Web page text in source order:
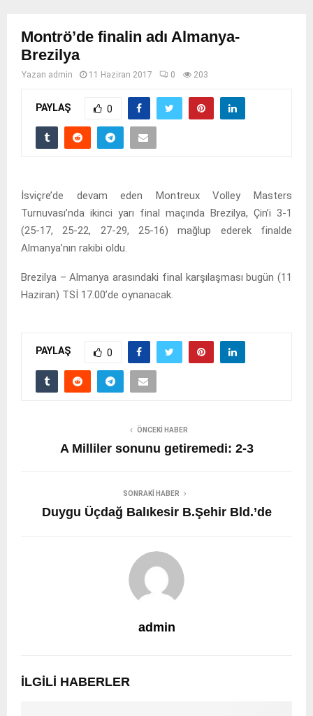
Montrö’de finalin adı Almanya-
Brezilya
Yazan admin 11 Haziran 2017 0 203
PAYLAŞ 0
İsviçre’de devam eden Montreux Volley Masters
Turnuvası’nda ikinci yarı final maçında Brezilya, Çin’i 3-1
(25-17, 25-22, 27-29, 25-16) mağlup ederek finalde
Almanya’nın rakibi oldu.
Brezilya – Almanya arasındaki final karşılaşması bugün (11
Haziran) TSİ 17.00’de oynanacak.
PAYLAŞ 0
ÖNCEKI HABER
A Milliler sonunu getiremedi: 2-3
SONRAKI HABER
Duygu Üçdağ Balıkesir B.Şehir Bld.’de
admin
İLGILI HABERLER